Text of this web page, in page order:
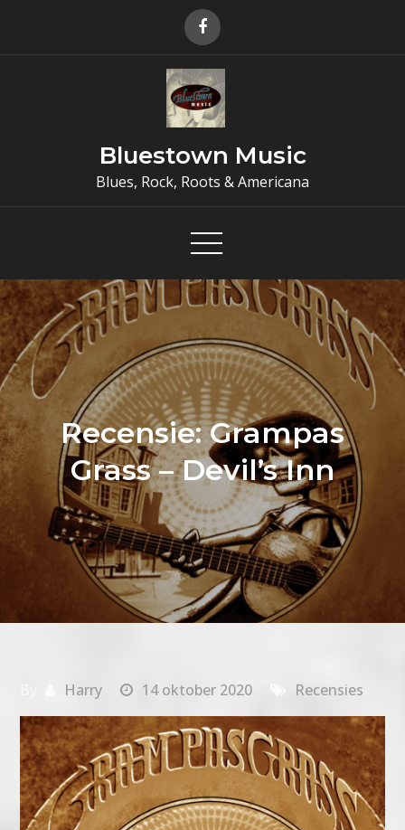
Bluestown Music
Blues, Rock, Roots & Americana
Recensie: Grampas
Grass – Devil’s Inn
Harry 14 oktober 2020 Recensies